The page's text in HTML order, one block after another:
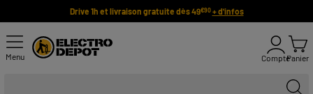
Drive 1h et livraison gratuite dès 49€90 + d'infos
Menu ComptePanier